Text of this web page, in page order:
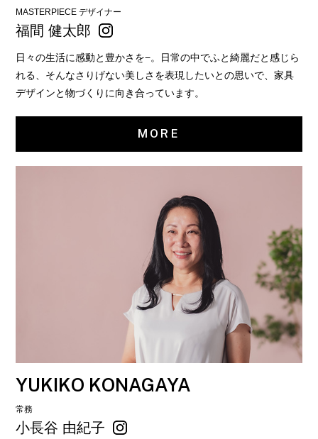
MASTERPIECE デザイナー
福間 健太郎
日々の生活に感動と豊かさを−。日常の中でふと綺麗だと感じら
れる、そんなさりげない美しさを表現したいとの思いで、家具
デザインと物づくりに向き合っています。
MORE
YUKIKO KONAGAYA
常務
小長谷 由紀子